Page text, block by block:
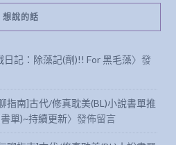
想說的話
日記：除藻記(劑)!! For 黑毛藻〉發
指南]古代/修真耽美(BL)小說書單推
單)~持續更新〉發佈留言